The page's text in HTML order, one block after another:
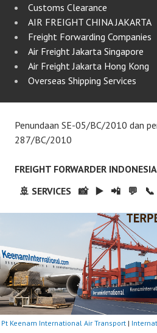
Customs Clearance
AIR FREIGHT CHINA JAKARTA
Freight Forwarding Companies
Air Freight Jakarta Singapore
Air Freight Jakarta Hong Kong
Overseas Shipping Services
Penundaan SE-05/BC/2010 dan
287/BC/2010
FREIGHT FORWARDER INDONESIA
🚢 SERVICES
📸 ▶️ 📲 💬 📞
Pt Keenam International Air Transport|